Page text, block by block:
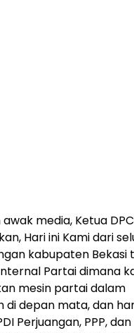
media, Ketua
Hari ini Kami dari
kabupaten Bekasi
Partai dimana
mesin partai dalam
depan mata, dan
Perjuangan, PPP, dan